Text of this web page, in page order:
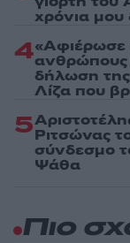
χρόνια μου
4«Αφιέρωσε
ανθρώπους
δήλωση της
Λίζα που
5Ριτσώνας
σύνδεσμο
Ψάθα
Πιο